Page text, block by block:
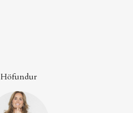
Höfundur